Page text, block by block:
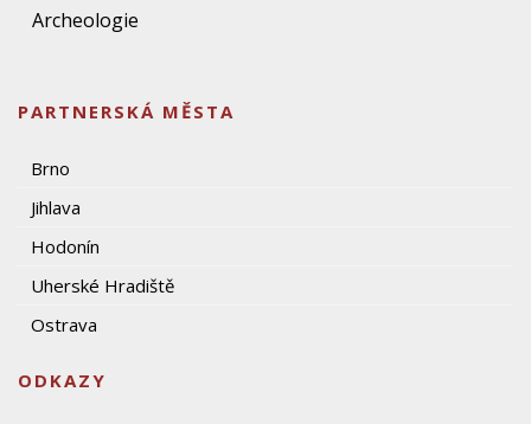
Archeologie
PARTNERSKÁ MĚSTA
Brno
Jihlava
Hodonín
Uherské Hradiště
Ostrava
ODKAZY